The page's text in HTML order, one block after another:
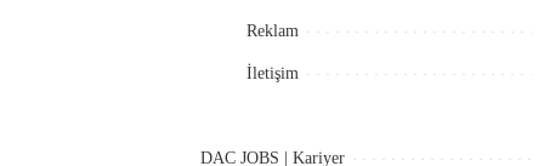
Reklam
İletişim
DAC JOBS | Kariyer